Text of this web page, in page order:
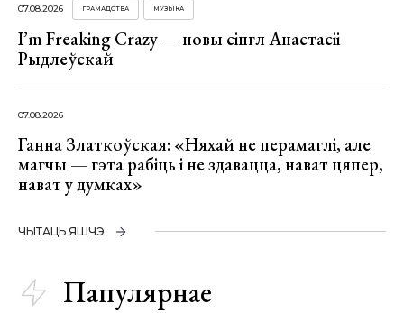
07.08.2026 ГРАМАДСТВА МУЗЫКА
I’m Freaking Crazy — новы сінгл Анастасіі
Рыдлеўскай
07.08.2026
Ганна Златкоўская: «Няхай не перамаглі, але
магчы — гэта рабіць і не здавацца, нават цяпер,
нават у думках»
ЧЫТАЦЬ ЯШЧЭ
Папулярнае